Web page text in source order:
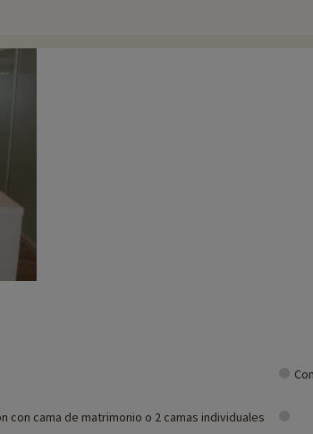
isla ofrece rutas de senderismo, carriles bici y
marisco, las ostras, los mejillones y el pescado fresco
alojamientos: zoo, acuario, etc. Si ya hemos
con cama de matrimonio o 2 camas individuales